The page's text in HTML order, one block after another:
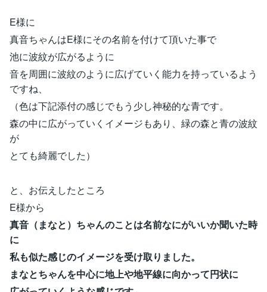
E様に
真音ちゃんはE様にその名前を付けて頂いた事で
池に波紋が広がるように
音を周囲に波紋のように広げていく能力を持っているよう
ですね、
（色は下記添付の感じでもう少し神秘的な青です。
森の中に広がっていくイメージもあり、緑の森と青の波紋
が
とても綺麗でした）
と、お伝えしたところ
E様から
真音（まなと）ちゃんのことは名前なにがいいか聞いた時
に
私も似た感じのイメージを受け取りました。
まなとちゃんを中心に地上や地平線に向かって円状に